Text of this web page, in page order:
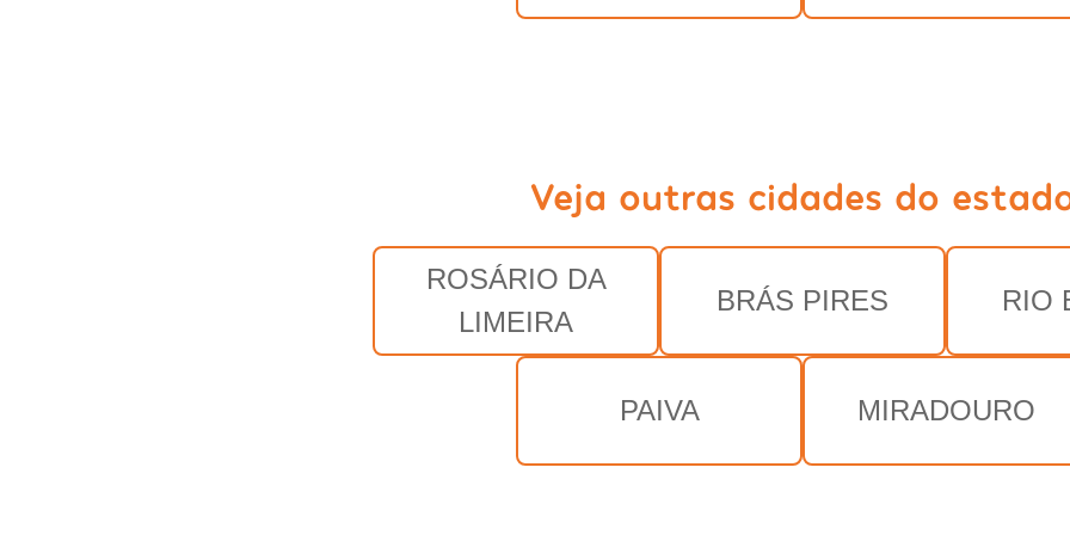
Veja outras cidades do
ROSÁRIO DA
LIMEIRA
BRÁS PIRES RIO
PAIVA MIRADOURO